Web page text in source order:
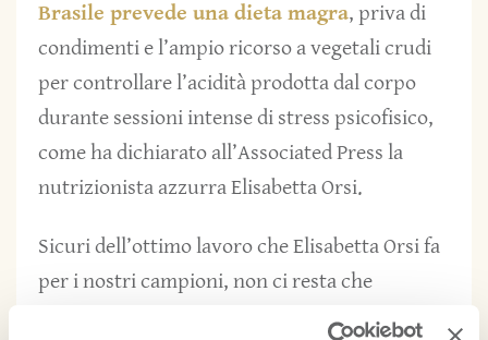
Brasile prevede una dieta magra, priva di
condimenti e l’ampio ricorso a vegetali crudi
per controllare l’acidità prodotta dal corpo
durante sessioni intense di stress psicofisico,
come ha dichiarato all’Associated Press la
nutrizionista azzurra Elisabetta Orsi.
Sicuri dell’ottimo lavoro che Elisabetta Orsi fa
per i nostri campioni, non ci resta che
continuare a supportarli con il nostro tifo.